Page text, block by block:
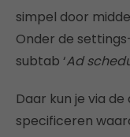
simpel door
Onder de
subtab ‘Ad
Daar kun je via
specificeren